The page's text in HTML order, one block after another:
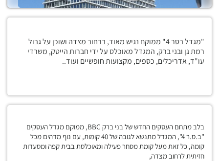
"מגדל בסר 4" ממוקם נגיש מאוד, ברחוב מצדה ושוכן על גבול
רמת גן ובני ברק, המגדל מאוכלס על ידי חברות הייטק, משרדי
עו"ד, אדריכלים, כספים, מקצועות חופשיים ועוד..
בלב מתחם העסקים החדש של בני ברק BBC, ממוקם מגדל העסקים
"ב.ס.ר 4", המגדל מתנשא לגובה של 40 קומות, עם נוף מדהים מכל
קומה, כל זאת מעל קומת מסחר פעילה ומאוכלסת בבית קפה ומסעדות
חזיתית לרחוב מצדה,